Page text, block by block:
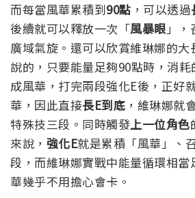
而每當風華累積到90點 ，可以透過
後續就可以釋放一次「風暴眼」，
廣域氣旋。還可以欣賞維琳娜的大
說的，只要能量足夠90點時，消
成風華，打完兩段強化E後，正好
華，因此直接長E到底 ，維琳娜就
特殊技三段。同時觸發上一位角色
來說， 強化E就是累積「風華」、
段，而維琳娜實戰中能量循環相當
華幾乎不用擔心會卡。